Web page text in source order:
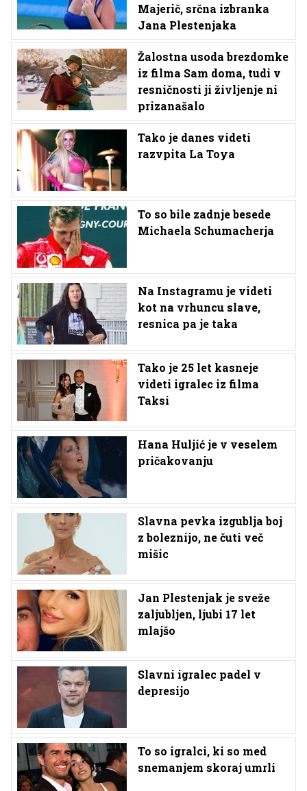
Majerič, srčna izbranka
Jana Plestenjaka
Žalostna usoda brezdomke
iz filma Sam doma, tudi v
resničnosti ji življenje ni
prizanašalo
Tako je danes videti
razvpita La Toya
To so bile zadnje besede
Michaela Schumacherja
Na Instagramu je videti
kot na vrhuncu slave,
resnica pa je taka
Tako je 25 let kasneje
videti igralec iz filma
Taksi
Hana Huljić je v veselem
pričakovanju
Slavna pevka izgublja boj
z boleznijo, ne čuti več
mišic
Jan Plestenjak je sveže
zaljubljen, ljubi 17 let
mlajšo
Slavni igralec padel v
depresijo
To so igralci, ki so med
snemanjem skoraj umrli